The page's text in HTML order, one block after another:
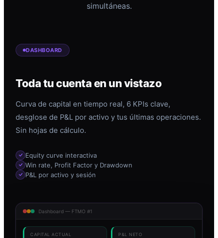
simultáneas.
DASHBOARD
Toda tu cuenta en un vistazo
Curva de capital en tiempo real, 6 KPIs clave,
desglose de P&L por activo y tus últimas operaciones.
Sin hojas de cálculo.
Equity curve interactiva
Win rate, Profit Factor y Drawdown
P&L por activo y sesión
Dashboard — FTMO #1
CAPITAL ACTUAL P&L NETO